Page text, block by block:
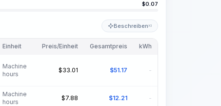
$0.07
Beschreiben KI
Einheit Preis/Einheit Gesamtpreis kWh
Machine
hours
$33.01 $51.17 -
Machine
hours
$7.88 $12.21 -